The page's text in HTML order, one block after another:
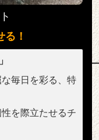
！
毎日を彩る、特
を際立たせるチ